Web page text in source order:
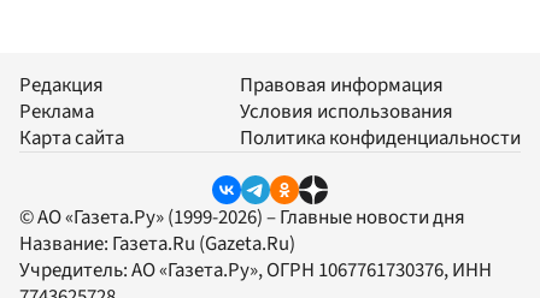
Редакция
Реклама
Карта сайта
Правовая информация
Условия использования
Политика конфиденциальности
© АО «Газета.Ру» (1999-2026) – Главные новости дня
Название: Газета.Ru (Gazeta.Ru)
Учредитель:АО «Газета.Ру», ОГРН 1067761730376, ИНН